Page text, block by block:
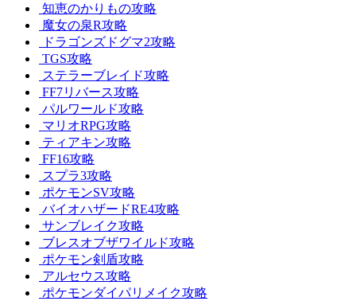
知恵のかりもの攻略
魔女の泉R攻略
ドラゴンズドグマ2攻略
TGS攻略
ステラーブレイド攻略
FF7リバース攻略
パルワールド攻略
マリオRPG攻略
ティアキン攻略
FF16攻略
スプラ3攻略
ポケモンSV攻略
バイオハザードRE4攻略
サンブレイク攻略
ブレスオブザワイルド攻略
ポケモン剣盾攻略
アルセウス攻略
ポケモンダイパリメイク攻略